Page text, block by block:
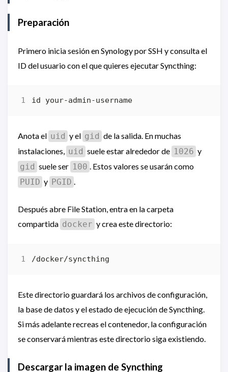
Preparación
Primero inicia sesión en Synology por SSH y consulta el
ID del usuario con el que quieres ejecutar Syncthing:
Anota el uid y el gid de la salida. En muchas
instalaciones,
uid suele estar alrededor de 1026 y
gid suele ser 100
. Estos valores se usarán como
PUID y PGID
Después abre File Station, entra en la carpeta
compartida docker y crea este directorio:
Este directorio guardará los archivos de configuración,
la base de datos y el estado de ejecución de Syncthing.
Si más adelante recreas el contenedor, la configuración
se conservará mientras este directorio siga existiendo.
Descargar la imagen de Syncthing